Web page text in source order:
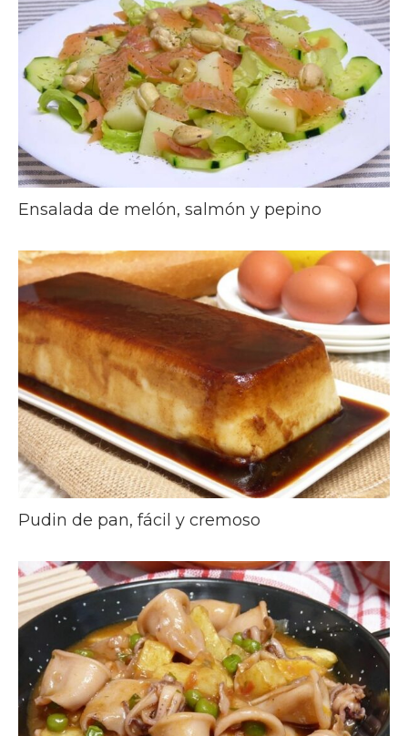
Ensalada de melón, salmón y pepino
Pudin de pan, fácil y cremoso